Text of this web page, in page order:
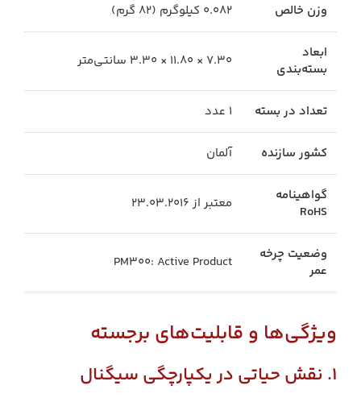
وزن خالص ۰.۰۸۲ کیلوگرم (۸۲ گرم)
ابعاد
بسته‌بندی
۷.۳۰ × ۱۱.۸۰ × ۳.۳۰ سانتی‌متر
تعداد در بسته ۱ عدد
کشور سازنده آلمان
گواهینامه
RoHS
معتبر از ۲۳.۰۳.۲۰۱۶
وضعیت چرخه
عمر
PM300: Active Product
ویژگی‌ها و قابلیت‌های برجسته
1. نقش حیاتی در یکپارچگی سیگنال